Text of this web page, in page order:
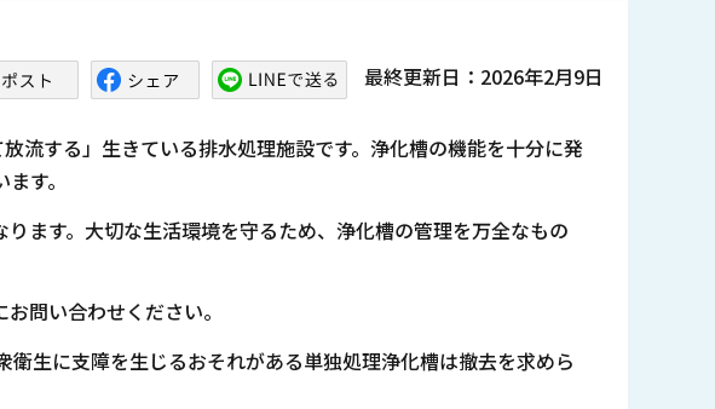
最終更新日：2026年2月9日
流する」生きている排水処理施設です。浄化槽の機能を十分に発
す。
ます。大切な生活環境を守るため、浄化槽の管理を万全なもの
問い合わせください。
生に支障を生じるおそれがある単独処理浄化槽は撤去を求めら